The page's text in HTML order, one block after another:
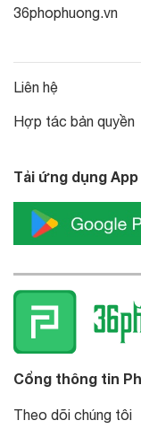
36phophuong.vn
Liên hệ
Hợp tác bản quyền
Tải ứng dụng App
Cổng thông tin
Theo dõi chúng tôi